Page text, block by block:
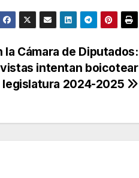
Cámara de Diputados:
intentan boicotear
2024-2025